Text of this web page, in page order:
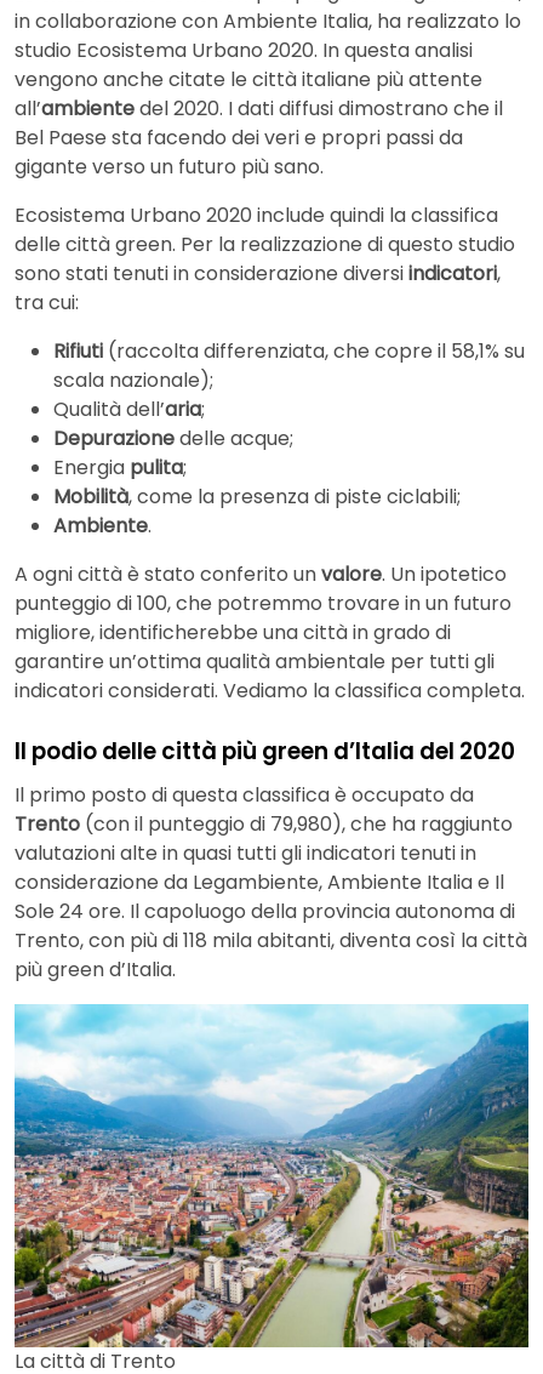
in collaborazione con Ambiente Italia, ha realizzato lo
studio Ecosistema Urbano 2020. In questa analisi
vengono anche citate le città italiane più attente
all’ambientedel 2020. I dati diffusi dimostrano che il
Bel Paese sta facendo dei veri e propri passi da
gigante verso un futuro più sano.
Ecosistema Urbano 2020 include quindi la classifica
delle città green. Per la realizzazione di questo studio
sono stati tenuti in considerazione diversiindicatori,
tra cui:
Rifiuti (raccolta differenziata, che copre il 58,1% su
scala nazionale);
Qualità dell’aria;
Depurazionedelle acque;
Energia pulita;
Mobilità, come la presenza di piste ciclabili;
Ambiente.
A ogni città è stato conferito unvalore. Un ipotetico
punteggio di 100, che potremmo trovare in un futuro
migliore, identificherebbe una città in grado di
garantire un’ottima qualità ambientale per tutti gli
indicatori considerati. Vediamo la classifica completa.
Il podio delle città più green d’Italia del 2020
Il primo posto di questa classifica è occupato da
Trento (con il punteggio di 79,980), che ha raggiunto
valutazioni alte in quasi tutti gli indicatori tenuti in
considerazione da Legambiente, Ambiente Italia e Il
Sole 24 ore. Il capoluogo della provincia autonoma di
Trento, con più di 118 mila abitanti, diventa così la città
più green d’Italia.
La città di Trento